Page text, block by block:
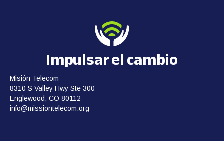
Impulsar el cambio
Misión Telecom
8310 S Valley Hwy Ste 300
Englewood, CO 80112
info@missiontelecom.org